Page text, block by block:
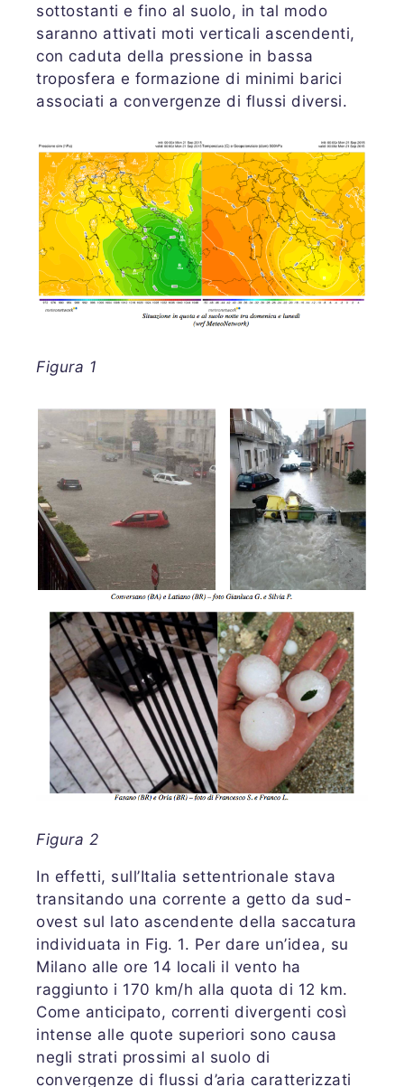
sottostanti e fino al suolo, in tal modo
saranno attivati moti verticali ascendenti,
con caduta della pressione in bassa
troposfera e formazione di minimi barici
associati a convergenze di flussi diversi.
Figura 1
Figura 2
In effetti, sull’Italia settentrionale stava
transitando una corrente a getto da sud-
ovest sul lato ascendente della saccatura
individuata in Fig. 1. Per dare un’idea, su
Milano alle ore 14 locali il vento ha
raggiunto i 170 km/h alla quota di 12 km.
Come anticipato, correnti divergenti così
intense alle quote superiori sono causa
negli strati prossimi al suolo di
convergenze di flussi d’aria caratterizzati